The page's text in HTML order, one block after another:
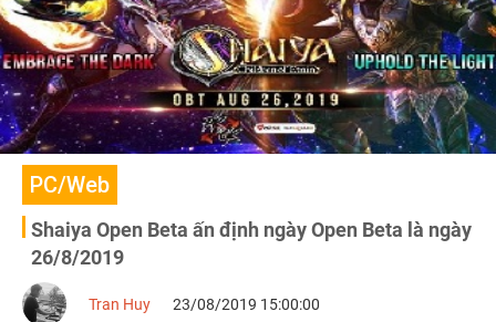
PC/Web
Shaiya Open Beta ấn định ngày Open Beta là ngày
26/8/2019
Tran Huy 23/08/2019 15:00:00